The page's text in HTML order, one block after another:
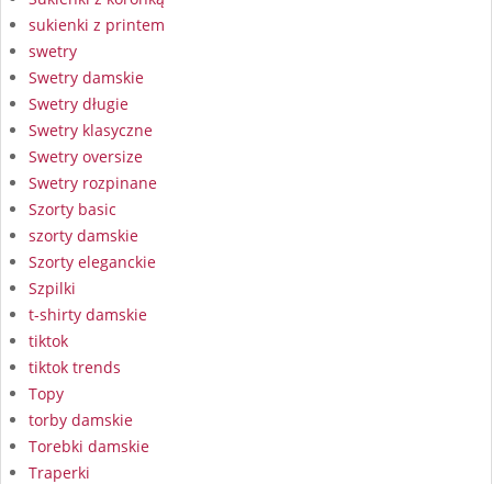
sukienki z printem
swetry
Swetry damskie
Swetry długie
Swetry klasyczne
Swetry oversize
Swetry rozpinane
Szorty basic
szorty damskie
Szorty eleganckie
Szpilki
t-shirty damskie
tiktok
tiktok trends
Topy
torby damskie
Torebki damskie
Traperki